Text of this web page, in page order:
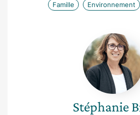
Famille Environnement
Biju
Stéphanie